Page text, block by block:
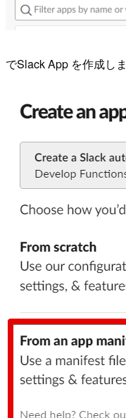
でSlack App を作成しま